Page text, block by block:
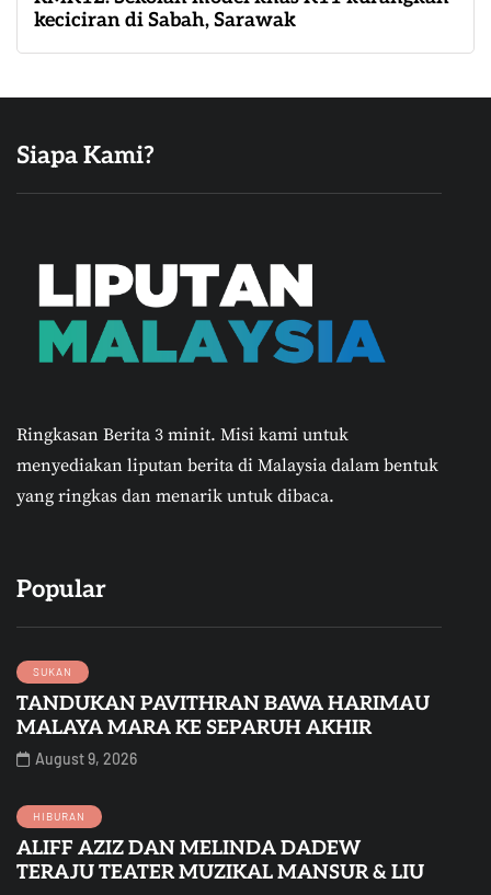
keciciran di Sabah, Sarawak
Siapa Kami?
Ringkasan Berita 3 minit. Misi kami untuk
menyediakan liputan berita di Malaysia dalam bentuk
yang ringkas dan menarik untuk dibaca.
Popular
SUKAN
TANDUKAN PAVITHRAN BAWA HARIMAU
MALAYA MARA KE SEPARUH AKHIR
August 9, 2026
HIBURAN
ALIFF AZIZ DAN MELINDA DADEW
TERAJU TEATER MUZIKAL MANSUR & LIU